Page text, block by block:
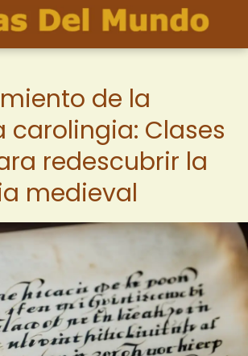
de la
carolingia: Clases
redescubrir la
medieval